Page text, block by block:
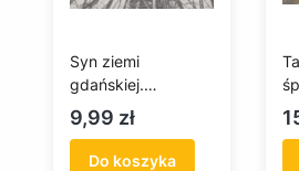
Syn ziemi
gdańskiej.
Opowieść o
Erazmie
Czarneckim
Cena
9,99 zł
Do koszyka